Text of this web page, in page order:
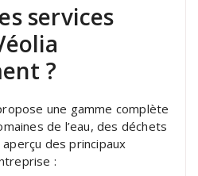
services
?
une gamme complète
de l’eau, des déchets
aperçu des principaux
: